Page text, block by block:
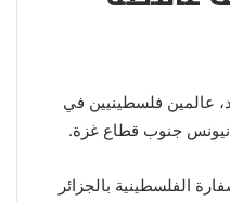
عالمين فلسطينيين في
جنوب قطاع غزة.
الفلسطينية بالجزائر